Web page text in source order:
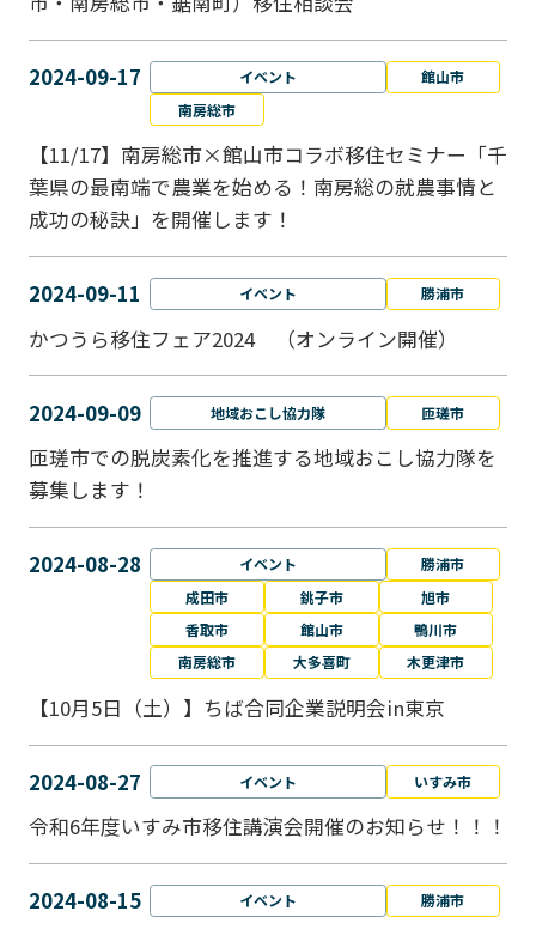
2024-09-17 イベント
館山市
南房総市
【11/17】南房総市×館山市コラボ移住セミナー「千
葉県の最南端で農業を始める！南房総の就農事情と
成功の秘訣」を開催します！
2024-09-11 イベント 勝浦市
かつうら移住フェア2024 （オンライン開催）
2024-09-09 地域おこし協力隊 匝瑳市
匝瑳市での脱炭素化を推進する地域おこし協⼒隊を
募集します！
2024-08-28 イベント
勝浦市
成田市
銚子市
旭市
香取市
館山市
鴨川市
南房総市
大多喜町 木更津市
【10月5日（土）】ちば合同企業説明会in東京
2024-08-27 イベント いすみ市
令和6年度いすみ市移住講演会開催のお知らせ！！！
2024-08-15 イベント 勝浦市